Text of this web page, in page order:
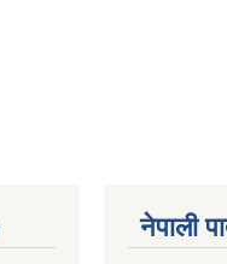
नेपाली